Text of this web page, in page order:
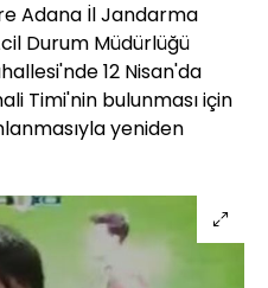
Adana İl Jandarma
Durum Müdürlüğü
12 Nisan'da
Timi'nin bulunması için
yeniden